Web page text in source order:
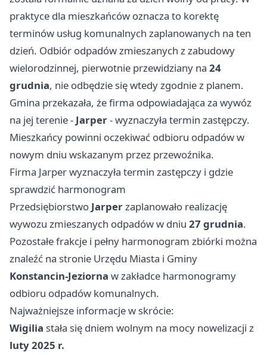
praktyce dla mieszkańców oznacza to korektę
terminów usług komunalnych zaplanowanych na ten
dzień. Odbiór odpadów zmieszanych z zabudowy
wielorodzinnej, pierwotnie przewidziany na 24
grudnia, nie odbędzie się wtedy zgodnie z planem.
Gmina przekazała, że firma odpowiadająca za wywóz
na jej terenie - Jarper- wyznaczyła termin zastępczy.
Mieszkańcy powinni oczekiwać odbioru odpadów w
nowym dniu wskazanym przez przewoźnika.
Firma Jarper wyznaczyła termin zastępczy i gdzie
sprawdzić harmonogram
Przedsiębiorstwo Jarperzaplanowało realizację
wywozu zmieszanych odpadów w dniu 27 grudnia.
Pozostałe frakcje i pełny harmonogram zbiórki można
znaleźć na stronie Urzędu Miasta i Gminy
Konstancin-Jeziorna w zakładce harmonogramy
odbioru odpadów komunalnych.
Najważniejsze informacje w skrócie:
Wigilia stała się dniem wolnym na mocy nowelizacji z
luty 2025 r.